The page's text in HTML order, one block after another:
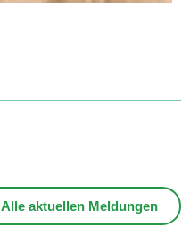
Alle aktuellen Meldungen